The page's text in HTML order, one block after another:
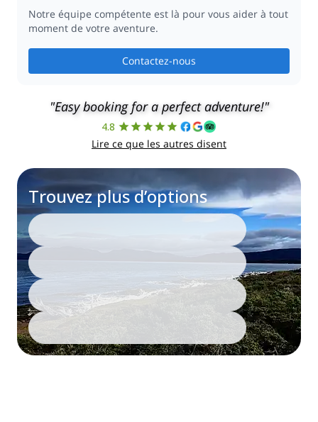
Notre équipe compétente est là pour vous aider à tout
moment de votre aventure.
Contactez-nous
"Easy booking for a perfect adventure!"
4.8
Lire ce que les autres disent
Trouvez plus d’options